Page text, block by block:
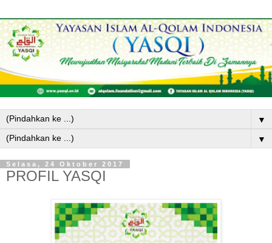
▼
▼
Selasa, 24 Oktober 2017
PROFIL YASQI